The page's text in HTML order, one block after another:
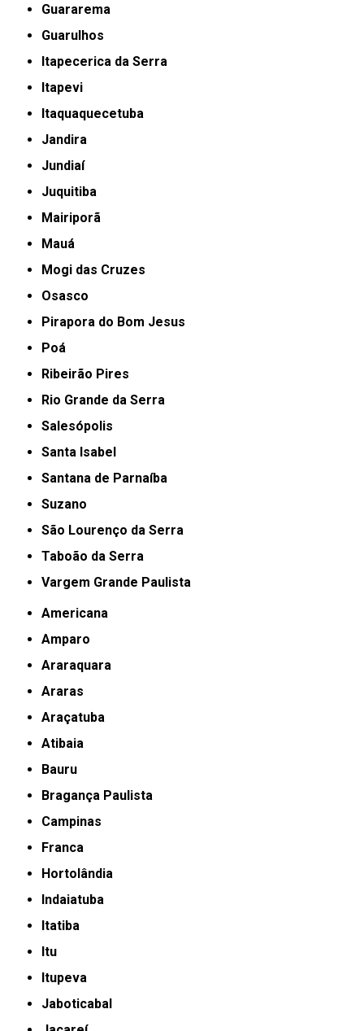
Guararema
Guarulhos
Itapecerica da Serra
Itapevi
Itaquaquecetuba
Jandira
Jundiaí
Juquitiba
Mairiporã
Mauá
Mogi das Cruzes
Osasco
Pirapora do Bom Jesus
Poá
Ribeirão Pires
Rio Grande da Serra
Salesópolis
Santa Isabel
Santana de Parnaíba
Suzano
São Lourenço da Serra
Taboão da Serra
Vargem Grande Paulista
Americana
Amparo
Araraquara
Araras
Araçatuba
Atibaia
Bauru
Bragança Paulista
Campinas
Franca
Hortolândia
Indaiatuba
Itatiba
Itu
Itupeva
Jaboticabal